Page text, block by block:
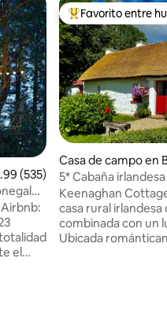
promedio: 4.99 de 5,
(535)
el
Favorito entre
Favorito entre
Casa de campo en
5* Cabaña
paja HiddenGem
Keenaghan
casa rural
combinada con un
Ubicada